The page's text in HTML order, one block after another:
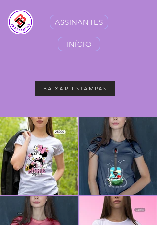
ASSINANTES
INÍCIO
BAIXAR ESTAMPAS